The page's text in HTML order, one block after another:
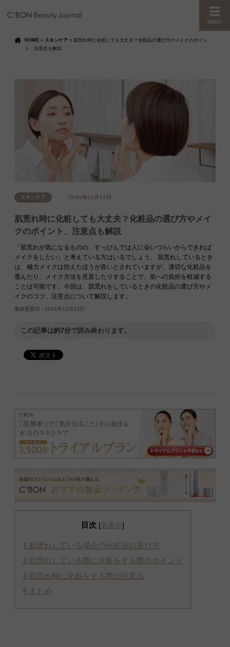
MENU
HOME » スキンケア » 肌荒れ時に化粧しても大丈夫？化粧品の選び方やメイクのポイン
ト、注意点も解説
スキンケア 2024年11月13日
肌荒れ時に化粧しても大丈夫？化粧品の選び方やメイ
クのポイント、注意点も解説
「肌荒れが気になるものの、すっぴんでは人に会いづらいからできれば
メイクをしたい」と考えている方はいるでしょう。 肌荒れしているとき
は、極力メイクは控えたほうが良いとされていますが、適切な化粧品を
選んだり、メイク方法を見直したりすることで、肌への負担を軽減する
ことは可能です。今回は、肌荒れをしているときの化粧品の選び方やメ
イクのコツ、注意点について解説します。
最終更新日 : 2024年11月12日
この記事は約7分で読み終わります。
目次 [非表示]
1 肌荒れしている場合の化粧品の選び方
2 肌荒れしている際に化粧をする際のポイント
3 肌荒れ時に化粧をする際の注意点
4 まとめ